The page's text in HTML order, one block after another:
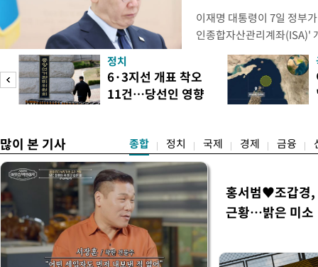
이재명 대통령이 7일 정부
인종합자산관리계좌(ISA)'
안'을 전면 재검토 할 것을
들과의 상황 점검 회의에서
지법안을 둘러싼 투자자들
았다. 이 자리에서 이 대통
정치
6·3지선 개표 착오
11건…당선인 영향
많이 본 기사 종합 정치 국제 경제 금융
홍서범♥조갑경,
근황…밝은 미소